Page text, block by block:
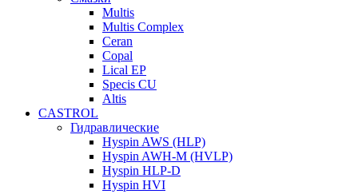
Multis
Multis Complex
Ceran
Copal
Lical EP
Specis CU
Altis
CASTROL
Гидравлические
Hyspin AWS (HLP)
Hyspin AWH-M (HVLP)
Hyspin HLP-D
Hyspin HVI